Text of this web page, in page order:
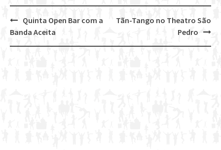
Post
navigation
Tãn-Tango no Theatro São
Pedro
Quinta Open Bar com a
Banda Aceita